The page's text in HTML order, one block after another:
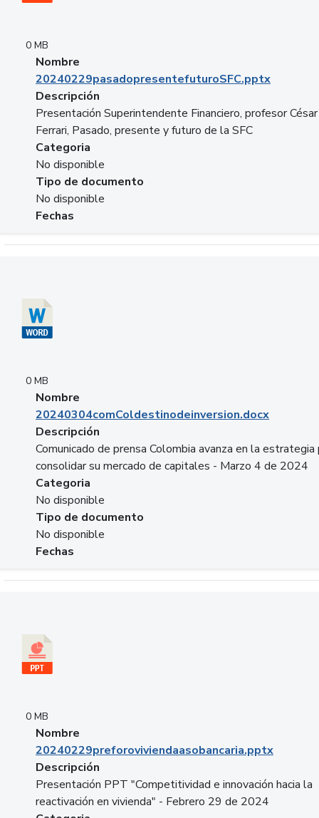
0 MB
Nombre
20240229pasadopresentefuturoSFC.pptx
Descripción
Presentación Superintendente Financiero, profesor César
Ferrari, Pasado, presente y futuro de la SFC
Categoria
No disponible
Tipo de documento
No disponible
Fechas
0 MB
Nombre
20240304comColdestinodeinversion.docx
Descripción
Comunicado de prensa Colombia avanza en la estrategia
consolidar su mercado de capitales - Marzo 4 de 2024
Categoria
No disponible
Tipo de documento
No disponible
Fechas
0 MB
Nombre
20240229preforoviviendaasobancaria.pptx
Descripción
Presentación PPT "Competitividad e innovación hacia la
reactivación en vivienda" - Febrero 29 de 2024